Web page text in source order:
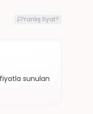
Yanlış fiyat?
sunulan